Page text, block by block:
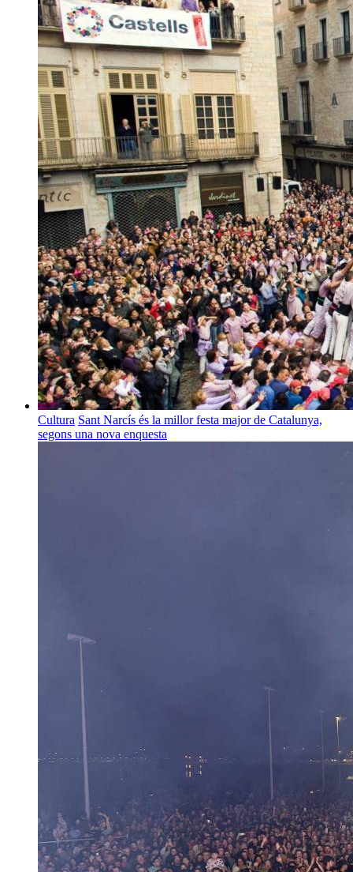
Cultura Sant Narcís és la millor festa major de Catalunya,
segons una nova enquesta